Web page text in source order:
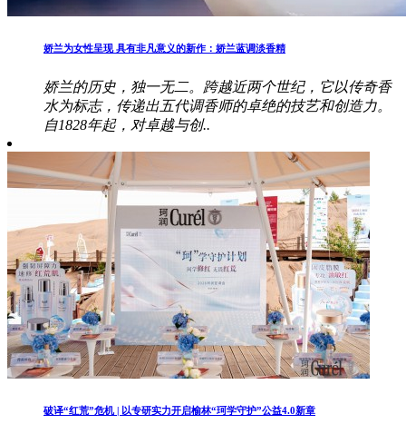
娇兰为女性呈现 具有非凡意义的新作：娇兰蓝调淡香精
娇兰的历史，独一无二。跨越近两个世纪，它以传奇香
水为标志，传递出五代调香师的卓绝的技艺和创造力。
自1828年起，对卓越与创..
破译“红荒”危机 | 以专研实力开启榆林“珂学守护”公益4.0新章